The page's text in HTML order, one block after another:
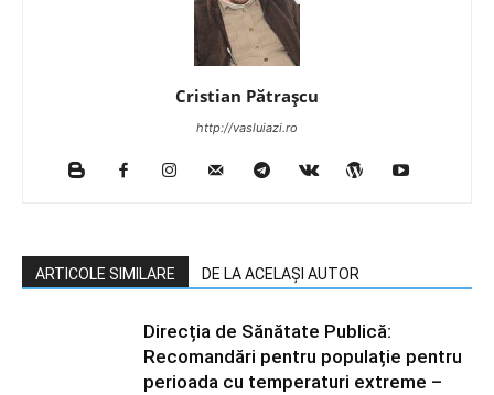
Cristian Pătrașcu
http://vasluiazi.ro
ARTICOLE SIMILARE DE LA ACELAȘI AUTOR
Direcția de Sănătate Publică:
Recomandări pentru populație pentru
perioada cu temperaturi extreme –